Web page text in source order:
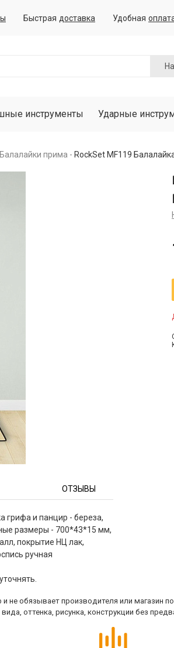
Быстрая доставка Удобная
инструменты Ударные
Балалайки прима RockSet MF119
ОТЗЫВЫ
грифа и панцир - береза,
размеры - 700*43*15 мм,
покрытие НЦ лак,
ручная
не обязывает производителя или магазин
оттенка, рисунка, конструкции без